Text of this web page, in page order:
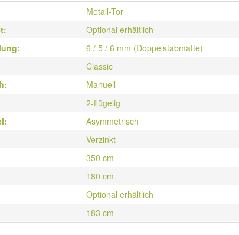
Metall-Tor
Optional erhältlich
6 / 5 / 6 mm (Doppelstabmatte)
Classic
Manuell
2-flügelig
Asymmetrisch
Verzinkt
350 cm
180 cm
Optional erhältlich
183 cm